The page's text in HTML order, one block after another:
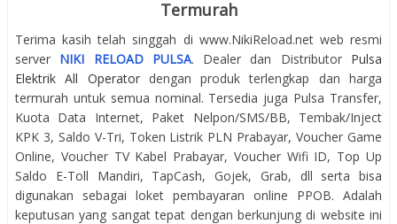
Termurah
Terima kasih telah singgah di www.NikiReload.net web resmi
server NIKI RELOAD PULSA. Dealer dan Distributor Pulsa
Elektrik All Operatordengan produk terlengkap dan harga
termurah untuk semua nominal. Tersedia juga Pulsa Transfer,
Kuota Data Internet, Paket Nelpon/SMS/BB, Tembak/Inject
KPK 3, Saldo V-Tri, Token Listrik PLN Prabayar, Voucher Game
Online, Voucher TV Kabel Prabayar, Voucher Wifi ID, Top Up
Saldo E-Toll Mandiri, TapCash, Gojek, Grab, dll serta bisa
digunakan sebagai loket pembayaran online PPOB. Adalah
keputusan yang sangat tepat dengan berkunjung di website ini